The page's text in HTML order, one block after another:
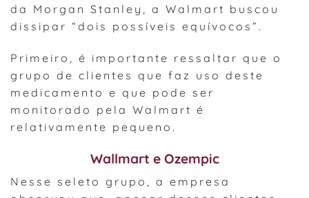
da Morgan Stanley, a Walmart buscou
dissipar “dois possíveis equívocos”.
Primeiro, é importante ressaltar que o
grupo de clientes que faz uso deste
medicamento e que pode ser
monitorado pela Walmart é
relativamente pequeno.
Wallmart e Ozempic
Nesse seleto grupo, a empresa